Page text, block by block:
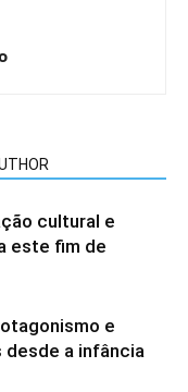
cultural e
este fim de
e
a infância